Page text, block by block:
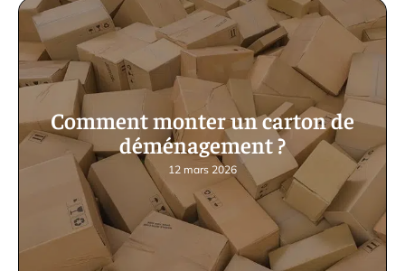
Comment monter un carton de
déménagement ?
12 mars 2026